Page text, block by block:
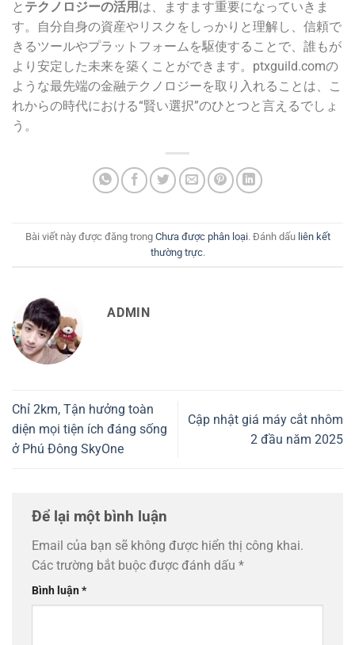
と テクノロジーの活用 は、ますます重要になっていきま
す。自分自身の資産やリスクをしっかりと理解し、信頼で
きるツールやプラットフォームを駆使することで、誰もが
より安定した未来を築くことができます。ptxguild.comの
ような最先端の金融テクノロジーを取り入れることは、こ
れからの時代における“賢い選択”のひとつと言えるでしょ
う。
Bài viết này được đăng trong Chưa được phân loại. Đánh dấu liên kết
thường trực.
ADMIN
Chỉ 2km, Tận hưởng toàn
diện mọi tiện ích đáng sống
ở Phú Đông SkyOne
Cập nhật giá máy cắt nhôm
2 đầu năm 2025
Để lại một bình luận
Email của bạn sẽ không được hiển thị công khai.
Các trường bắt buộc được đánh dấu *
Bình luận*